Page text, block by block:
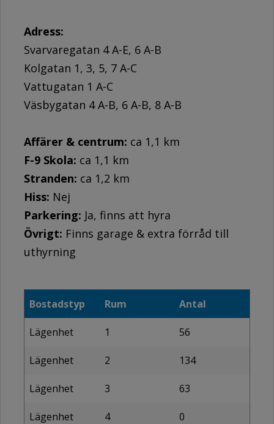
Adress:
Svarvaregatan 4 A-E, 6 A-B
Kolgatan 1, 3, 5, 7 A-C
Vattugatan 1 A-C
Väsbygatan 4 A-B, 6 A-B, 8 A-B
Affärer & centrum: ca 1,1 km
F-9 Skola: ca 1,1 km
Stranden: ca 1,2 km
Hiss: Nej
Parkering: Ja, finns att hyra
Övrigt: Finns garage & extra förråd till
uthyrning
Bostadstyp Rum Antal
Lägenhet 1 56
Lägenhet 2 134
Lägenhet 3 63
Lägenhet 4 0